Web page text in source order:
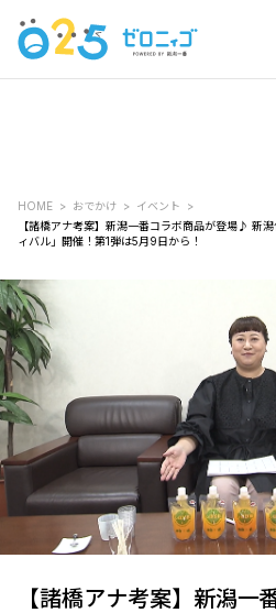
HOME おでかけ
イベント
【諸橋アナ考案】新潟一番コラボ商品が登場♪ 新
ィバル」開催！第1弾は5月9日から！
【諸橋アナ考案】新潟一